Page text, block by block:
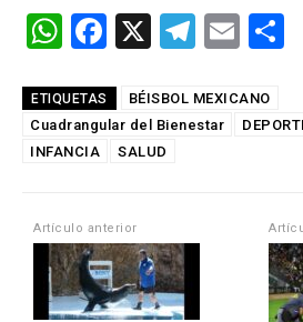
W
at
s
p
F
ce
b
k
X
T
e
gr
E
ail
p
ETIQUETAS
BÉISBOL MEXICANO
Cuadrangular del Bienestar
INFANCIA
SALUD
Artículo anterior